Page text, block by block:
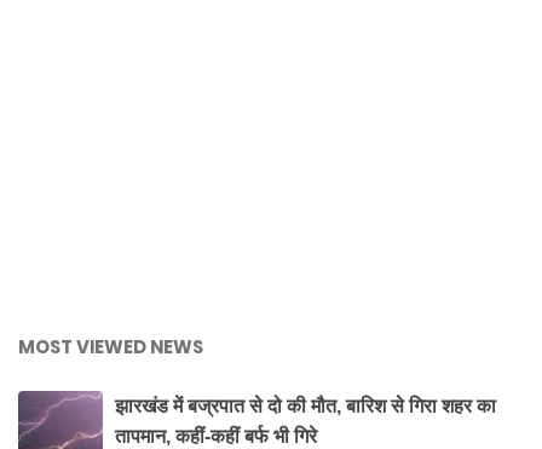
MOST VIEWED NEWS
झारखंड में बज्रपात से दो की मौत, बारिश से गिरा शहर का
तापमान, कहीं-कहीं बर्फ भी गिरे